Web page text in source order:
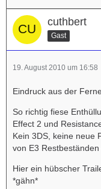
cuthbert
Gast
19. August 2010 um 16:58
Eindruck aus der
So richtig fiese
Effect 2 und
Kein 3DS, keine neue
von E3
Hier ein hübscher
*gähn*